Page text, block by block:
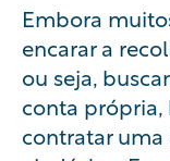
Embora
encarar a
ou seja,
conta
contratar